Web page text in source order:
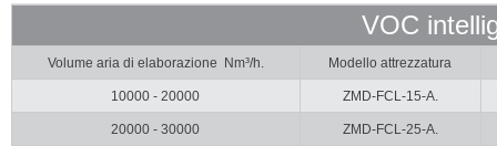
VOC
Volume aria di elaborazione Nm³/h. Modello attrezzatura
10000 - 20000 ZMD-FCL-15-A.
20000 - 30000 ZMD-FCL-25-A.